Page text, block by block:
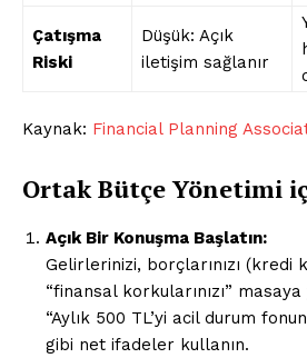
Çatışma
Riski
Düşük: Açık
iletişim sağlanır
Kaynak: Financial Planning
Ortak Bütçe Yönetimi
Açık Bir Konuşma Başlatın:
Gelirlerinizi, borçlarınızı (kredi
“finansal korkularınızı” masaya
“Aylık 500 TL’yi acil durum
gibi net ifadeler kullanın.